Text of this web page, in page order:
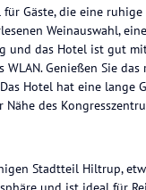
Gäste, die eine
Weinauswahl,
und das Hotel ist gut
Genießen Sie
Hotel hat eine lange
des
Stadtteil Hiltrup,